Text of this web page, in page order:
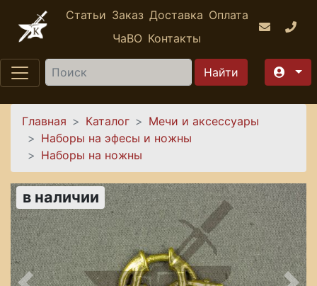
Перейти к основному содержанию
Статьи Заказ Доставка Оплата
ЧаВО Контакты
Найти
Вы здесь
Главная Каталог
Мечи и аксессуары
Наборы на эфесы и ножны
Наборы на ножны
в наличии